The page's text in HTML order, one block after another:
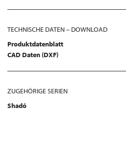
TECHNISCHE DATEN – DOWNLOAD
Produktdatenblatt
CAD Daten (DXF)
ZUGEHÖRIGE SERIEN
Shadó